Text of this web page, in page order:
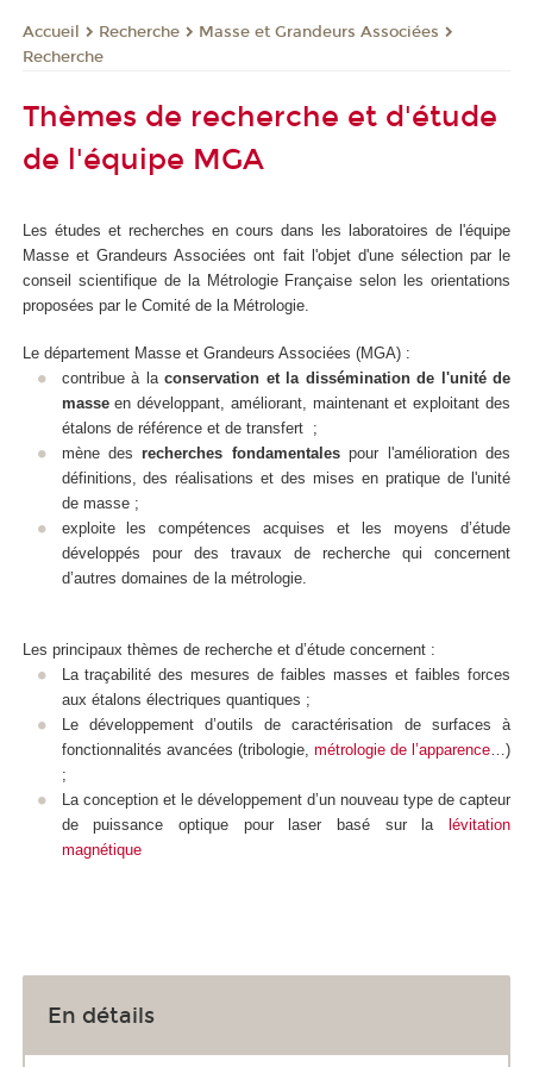
Accueil Recherche
Masse et Grandeurs Associées
Recherche
Thèmes de recherche et d'étude
de l'équipe MGA
Les études et recherches en cours dans les laboratoires de l'équipe
Masse et Grandeurs Associées ont fait l'objet d'une sélection par le
conseil scientifique de la Métrologie Française selon les orientations
proposées par le Comité de la Métrologie.
Le département Masse et Grandeurs Associées (MGA) :
contribue à la conservation et la dissémination de l'unité de
masseen développant, améliorant, maintenant et exploitant des
étalons de référence et de transfert ;
mène desrecherches fondamentalespour l'amélioration des
définitions, des réalisations et des mises en pratique de l'unité
de masse ;
exploite les compétences acquises et les moyens d’étude
développés pour des travaux de recherche qui concernent
d’autres domaines de la métrologie.
Les principaux thèmes de recherche et d’étude concernent :
La traçabilité des mesures de faibles masses et faibles forces
aux étalons électriques quantiques ;
Le développement d’outils de caractérisation de surfaces à
fonctionnalités avancées (tribologie, métrologie de l’apparence…)
;
La conception et le développement d’un nouveau type de capteur
de puissance optique pour laser basé sur la
lévitation
magnétique
En détails